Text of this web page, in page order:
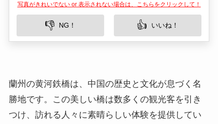
写真がきれいでない or 表示されない場合は、こちらをクリックして！
👎 NG！ 👍 いいね！
蘭州の黄河鉄橋は、中国の歴史と文化が息づく名
勝地です。この美しい橋は数多くの観光客を引き
つけ、訪れる人々に素晴らしい体験を提供してい